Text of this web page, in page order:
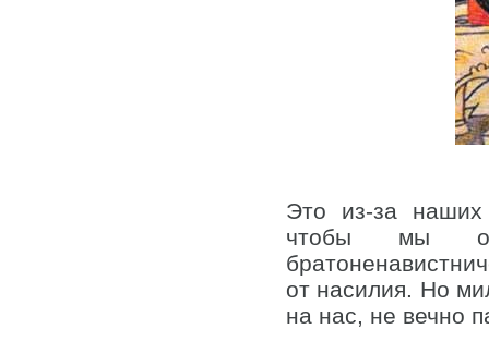
Это из-за наших
чтобы мы
от насилия. Но
на нас, не вечно